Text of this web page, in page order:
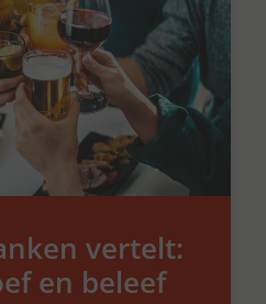
vertelt:
en beleef